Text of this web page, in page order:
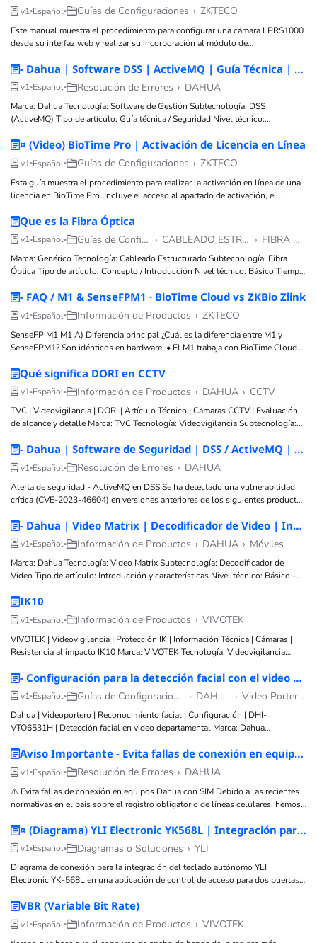
v1 Español Guías de Configuraciones › ZKTECO
Este manual muestra el procedimiento para configurar una cámara LPRS1000
desde su interfaz web y realizar su incorporación al módulo de
de red, ajustes de reconocimiento de placas, configuración del área de
- Dahua | Software DSS | ActiveMQ | Guía Técnica | Servidor DSS | Cambio de puerto por seguridad
v1 Español Resolución de Errores › DAHUA
Marca: Dahua Tecnología: Software de Gestión Subtecnología: DSS
(ActiveMQ) Tipo de artículo: Guía técnica / Seguridad Nivel técnico:
DSS Server, ActiveMQ, configuración de red Tags: DSS, Dahua, puerto,
ActiveMQ, seguridad, hardening Posibles
¤ (Video) BioTime Pro | Activación de Licencia en Línea
v1 Español Guías de Configuraciones › ZKTECO
Esta guía muestra el procedimiento para realizar la activación en línea de una
licencia en BioTime Pro. Incluye el acceso al apartado de activación, el
verificación de
Que es la Fibra Óptica
v1 Español Guías de Configuraciones › CABLEADO ESTRUCTURADO › FIBRA ÓPTICA
Marca: Genérico Tecnología: Cableado Estructurado Subtecnología: Fibra
Óptica Tipo de artículo: Concepto / Introducción Nivel técnico: Básico Tiempo
(Cladding), Recubrimiento, Conectores Tags: fibra óptica, transmisión de
datos, redes, comunicaciones, FTTH Posibles Fallos
- FAQ / M1 & SenseFPM1 · BioTime Cloud vs ZKBio Zlink
v1 Español Información de Productos › ZKTECO
SenseFP M1 M1 A) Diferencia principal ¿Cuál es la diferencia entre M1 y
SenseFPM1? Son idénticos en hardware. • El M1 trabaja con BioTime Cloud
Qué significa DORI en CCTV
v1 Español Información de Productos › DAHUA › CCTV
TVC | Videovigilancia | DORI | Artículo Técnico | Cámaras CCTV | Evaluación
de alcance y detalle Marca: TVC Tecnología: Videovigilancia Subtecnología:
Básico Tiempo estimado: 5 min Autor: TVC Ingeniería Componentes: Cámaras
CCTV, lentes, sensores Tags
- Dahua | Software de Seguridad | DSS / ActiveMQ | Alerta de Seguridad | DSS-Professional / DSS-Express / DHI-DSS7016-S2 / DHI-DSS4004-S2 | Vulnerabilidad crítica CVE-2023-46604 / Actualización y aplicación de parche
v1 Español Resolución de Errores › DAHUA
Alerta de seguridad - ActiveMQ en DSS Se ha detectado una vulnerabilidad
crítica (CVE-2023-46604) en versiones anteriores de los siguientes productos
- Dahua | Video Matrix | Decodificador de Video | Introducción y características | DHI-M70-4U-E | Visión general de plataforma y capacidades
v1 Español Información de Productos › DAHUA › Móviles
Marca: Dahua Tecnología: Video Matrix Subtecnología: Decodificador de
Video Tipo de artículo: Introducción y características Nivel técnico: Básico -
Plataforma Video Matrix, chasis 4U 19", arquitectura ATCA, tarjetas de
función, fuente redundante
IK10
v1 Español Información de Productos › VIVOTEK
VIVOTEK | Videovigilancia | Protección IK | Información Técnica | Cámaras |
Resistencia al impacto IK10 Marca: VIVOTEK Tecnología: Videovigilancia
Información técnica Nivel técnico: Básico Tiempo estimado: 1–2 minutos
Autor: TVC Ingeniería Componentes: Cámaras de
- Configuración para la detección facial con el video Departamental DHI-VTO6531H
v1 Español Guías de Configuraciones › DAHUA › Video Porteros
Dahua | Videoportero | Reconocimiento facial | Configuración | DHI-
VTO6531H | Detección facial en video departamental Marca: Dahua
artículo: Configuración Nivel técnico: Intermedio–Avanzado Tiempo estimado:
15–20 minutos Autor: TVC Ingeniería Componentes: Videoportero DHI-
VTO6531H
Aviso Importante - Evita fallas de conexión en equipos Dahua con SIM 4G
v1 Español Resolución de Errores › DAHUA
⚠️ Evita fallas de conexión en equipos Dahua con SIM Debido a las recientes
normativas en el país sobre el registro obligatorio de líneas celulares, hemos
problemas para conectarse
¤ (Diagrama) YLI Electronic YK568L | Integración para Control de Dos Puertas
v1 Español Diagramas o Soluciones › YLI
Diagrama de conexión para la integración del teclado autónomo YLI
Electronic YK-568L en una aplicación de control de acceso para dos puertas
fuentes de alimentación, botones de salida y
VBR (Variable Bit Rate)
v1 Español Información de Productos › VIVOTEK